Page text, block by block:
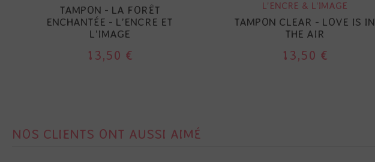
TAMPON - LA FORÊT
ENCHANTÉE - L'ENCRE ET
L'IMAGE
13,50 €
L'ENCRE & L'IMAGE
TAMPON CLEAR - LOVE IS IN
THE AIR
13,50 €
NOS CLIENTS ONT AUSSI AIMÉ